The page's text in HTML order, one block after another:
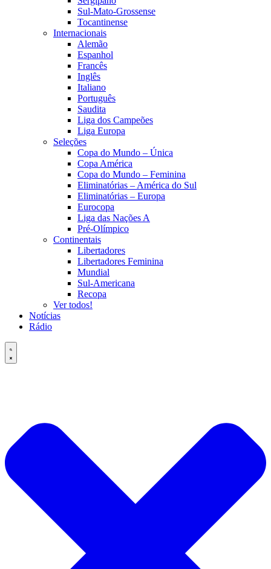
Sul-Mato-Grossense
Tocantinense
Internacionais
Alemão
Espanhol
Francês
Inglês
Italiano
Português
Saudita
Liga dos Campeões
Liga Europa
Seleções
Copa do Mundo – Única
Copa América
Copa do Mundo – Feminina
Eliminatórias – América do Sul
Eliminatórias – Europa
Eurocopa
Liga das Nações A
Pré-Olímpico
Continentais
Libertadores
Libertadores Feminina
Mundial
Sul-Americana
Recopa
Ver todos!
Notícias
Rádio